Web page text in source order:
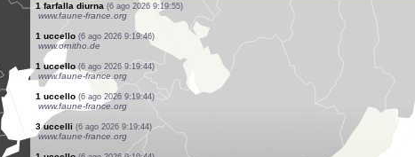
6 uccelli (6 ago 2026 9:20:16)
www.ornitho.it
1 uccello (6 ago 2026 9:20:02)
www.ornitho.de
1 uccello (6 ago 2026 9:19:58)
www.faune-france.org
1 uccello (6 ago 2026 9:19:57)
www.faune-france.org
1 uccello (6 ago 2026 9:19:56)
www.faune-france.org